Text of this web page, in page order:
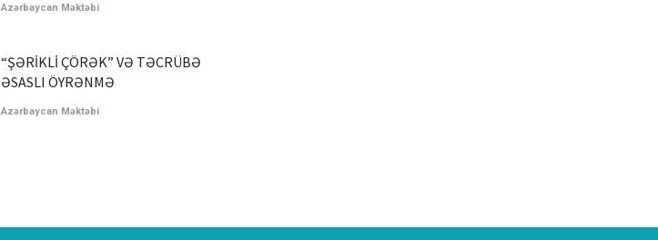
Azərbaycan Məktəbi
“ŞƏRİKLİ ÇÖRƏK” VƏ TƏCRÜBƏ
ƏSASLI ÖYRƏNMƏ
Azərbaycan Məktəbi